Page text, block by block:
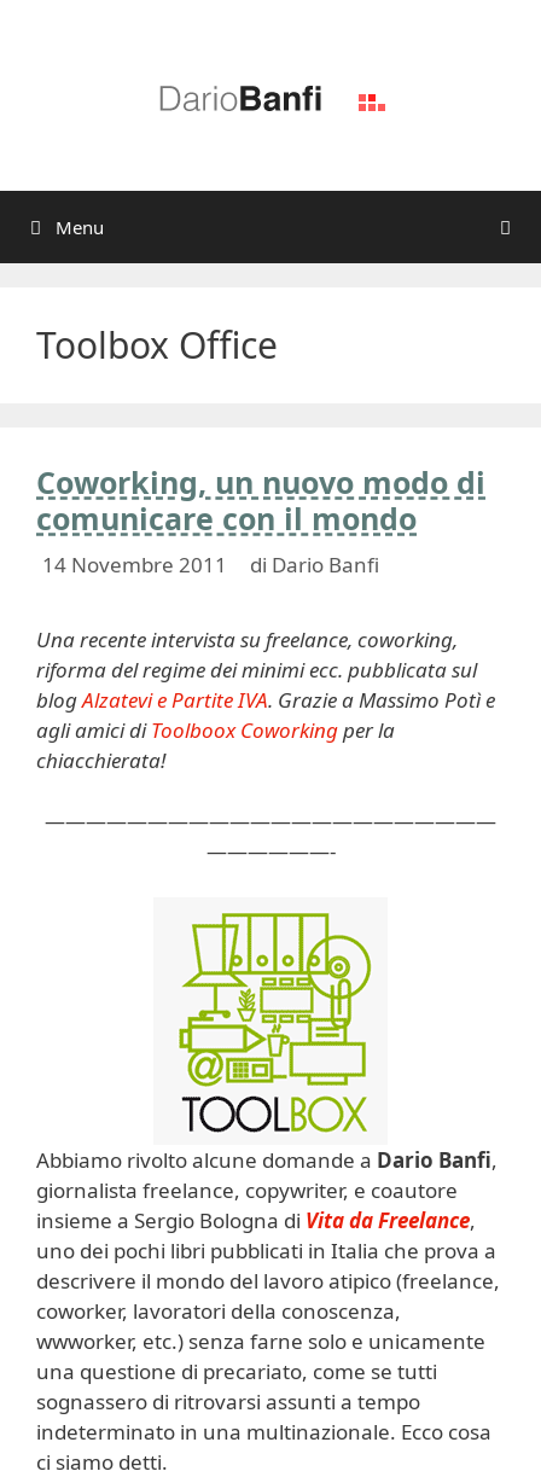
Menu
Toolbox Office
Coworking, un nuovo modo di
comunicare con il mondo
14 Novembre 2011 di Dario Banfi
Una recente intervista su freelance, coworking,
riforma del regime dei minimi ecc. pubblicata sul
blogAlzatevi e Partite IVA. Grazie a Massimo Potì e
agli amici diToolboox Coworkingper la
chiacchierata!
——————————————————————
——————-
Abbiamo rivolto alcune domande a Dario Banfi,
giornalista freelance, copywriter, e coautore
insieme a Sergio Bologna di Vita da Freelance,
uno dei pochi libri pubblicati in Italia che prova a
descrivere il mondo del lavoro atipico (freelance,
coworker, lavoratori della conoscenza,
wwworker, etc.) senza farne solo e unicamente
una questione di precariato, come se tutti
sognassero di ritrovarsi assunti a tempo
indeterminato in una multinazionale. Ecco cosa
ci siamo detti.